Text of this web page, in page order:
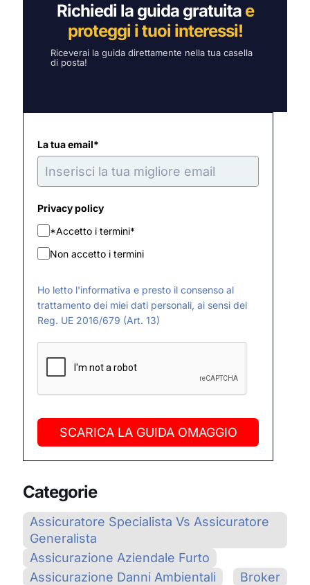
Richiedi la guida gratuita e
proteggi i tuoi interessi!
Riceverai la guida direttamente nella tua casella
di posta!
La tua email*
Privacy policy
*Accetto i termini*
Non accetto i termini
Ho letto l'informativa e presto il consenso al
trattamento dei miei dati personali, ai sensi del
Reg. UE 2016/679 (Art. 13)
SCARICA LA GUIDA OMAGGIO
Categorie
Assicuratore Specialista Vs Assicuratore
Generalista
Assicurazione Aziendale Furto
Assicurazione Danni Ambientali
Broker